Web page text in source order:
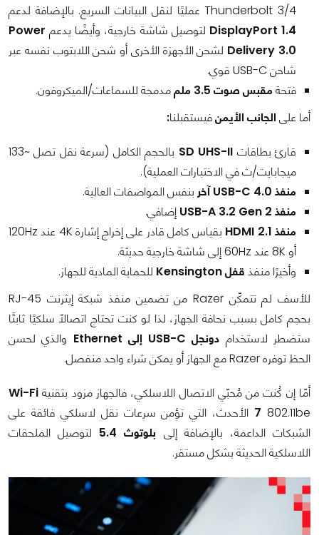
Thunderbolt 3/4 عمليًا لنقل البيانات السريع. بالإضافة لدعم
DisplayPort 1.4 لتوصيل شاشة خارجية، وأيضًا يدعم Power
Delivery 3.0 لشحن الأجهزة الأخرى أو شحن اللابتوب نفسه عبر
شاحن USB-C قوي.
فتحة مقبس صوت 3.5 ملم
مدمجة للسماعات/الميكروفون.
أما على الجانب الأيمنفيستقبلنا:
قارئ بطاقات SD UHS-II
بالحجم الكامل (سرعة نقل تصل ~133
ميجابايت/ث في الاختبارات العملية).
منفذ USB-C 4.0 آخر
بنفس المواصفات العالية.
منفذ USB-A 3.2 Gen 2
إضافي.
منفذ HDMI 2.1
بقياس كامل قادر على إخراج إشارة 4K عند 120Hz
أو 8K عند 60Hz إلى شاشة خارجية حديثة.
وأخيرًا منفذ قفل Kensington
للحماية المادية للجهاز.
للأسف لم تتمكّن Razer من تضمين منفذ شبكة إيثرنت RJ-45
بحجم كامل بسبب نحافة الجهاز، لذا لو كنت تحتاج اتصالًا سلكيًا ثابتًا
ستضطر لاستخدام دونجل USB-C إلى Ethernet
والذي لحسن
الحظ توفره Razer مع الجهاز أو يمكن شراء واحد منفصل.
أمّا إن كُنت من مُحبّي الاتصال اللاسلكي، فالجهاز مزود بتقنية Wi-Fi
7 802.11be الأحدث، التي تؤمن سرعات نقل لاسلكي فائقة على
الشبكات الداعمة، بالإضافة إلى بلوتوث 5.4
لتوصيل الملحقات
اللاسلكية الحديثة بشكل مستقر.